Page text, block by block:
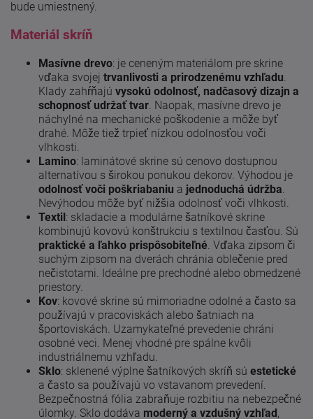
bude umiestnený.
Materiál skríň
Masívne drevo: je ceneným materiálom pre skrine
vďaka svojej trvanlivosti a prirodzenému vzhľadu
Klady zahŕňajú vysokú odolnosť, nadčasový dizajn a
schopnosť udržať tvar . Naopak, masívne drevo je
náchylné na mechanické poškodenie a môže byť
drahé. Môže tiež trpieť nízkou odolnosťou voči
vlhkosti.
Lamino: laminátové skrine sú cenovo dostupnou
alternatívou s širokou ponukou dekorov. Výhodou je
odolnosť voči poškriabaniu a jednoduchá údržba
Nevýhodou môže byť nižšia odolnosť voči vlhkosti.
Textil: skladacie a modulárne šatníkové skrine
kombinujú kovovú konštrukciu s textilnou časťou. Sú
praktické a ľahko prispôsobiteľné . Vďaka zipsom či
suchým zipsom na dverách chránia oblečenie pred
nečistotami. Ideálne pre prechodné alebo obmedzené
priestory.
Kov: kovové skrine sú mimoriadne odolné a často sa
používajú v pracoviskách alebo šatniach na
športoviskách. Uzamykateľné prevedenie chráni
osobné veci. Menej vhodné pre spálne kvôli
industriálnemu vzhľadu.
Sklo: sklenené výplne šatníkových skríň sú estetické
a často sa používajú vo vstavanom prevedení.
Bezpečnostná fólia zabraňuje rozbitiu na nebezpečné
úlomky. Sklo dodáva moderný a vzdušný vzhľad,